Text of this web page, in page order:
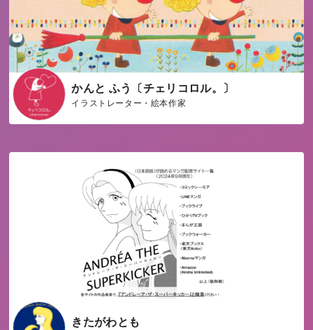
かんと ふう〔チェリコロル。〕
イラストレーター・絵本作家
きたがわとも